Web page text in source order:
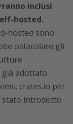
inclusi
hosted.
hosted sono
ostacolare gli
già adottato
crates.io per
stato introdotto